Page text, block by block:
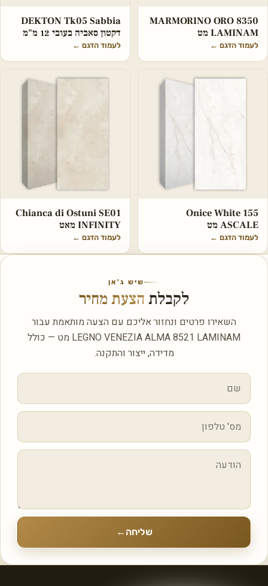
MARMORINO ORO 8350
LAMINAM מט
לעמוד הדגם ←
DEKTON Tk05 Sabbia
דקטון סאביה בעובי 12 מ"מ
לעמוד הדגם ←
Onice White 155
ASCALE מט
לעמוד הדגם ←
Chianca di Ostuni SE01
INFINITY מאט
לעמוד הדגם ←
שיש ג'אן
לקבלת הצעת מחיר
השאירו פרטים ונחזור אליכם עם הצעה מותאמת עבור
LEGNO VENEZIA ALMA 8521 LAMINAM מט — כולל
מדידה, ייצור והתקנה.
שליחה ←